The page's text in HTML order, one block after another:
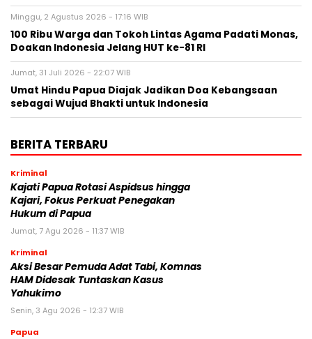
Minggu, 2 Agustus 2026 - 17:16 WIB
100 Ribu Warga dan Tokoh Lintas Agama Padati Monas,
Doakan Indonesia Jelang HUT ke-81 RI
Jumat, 31 Juli 2026 - 22:07 WIB
Umat Hindu Papua Diajak Jadikan Doa Kebangsaan
sebagai Wujud Bhakti untuk Indonesia
BERITA TERBARU
Kriminal
Kajati Papua Rotasi Aspidsus hingga
Kajari, Fokus Perkuat Penegakan
Hukum di Papua
Jumat, 7 Agu 2026 - 11:37 WIB
Kriminal
Aksi Besar Pemuda Adat Tabi, Komnas
HAM Didesak Tuntaskan Kasus
Yahukimo
Senin, 3 Agu 2026 - 12:37 WIB
Papua